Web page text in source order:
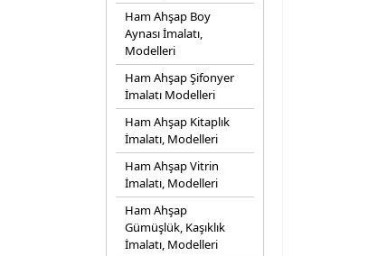
Ham Ahşap Boy
Aynası İmalatı,
Modelleri
Ham Ahşap Şifonyer
İmalatı Modelleri
Ham Ahşap Kitaplık
İmalatı, Modelleri
Ham Ahşap Vitrin
İmalatı, Modelleri
Ham Ahşap
Gümüşlük, Kaşıklık
İmalatı, Modelleri